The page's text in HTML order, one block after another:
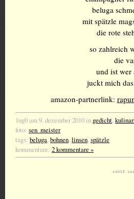
beluga
mit spätzle
die rote
so zahlreich
die
und ist wer
juckt mich
amazon-partnerlink:
1ng0 am 9. dezember 2010 in gedicht,
foto: sen_meister
tags: beluga,bohnen,linsen,spätzle
kommentare: 2 kommentare »